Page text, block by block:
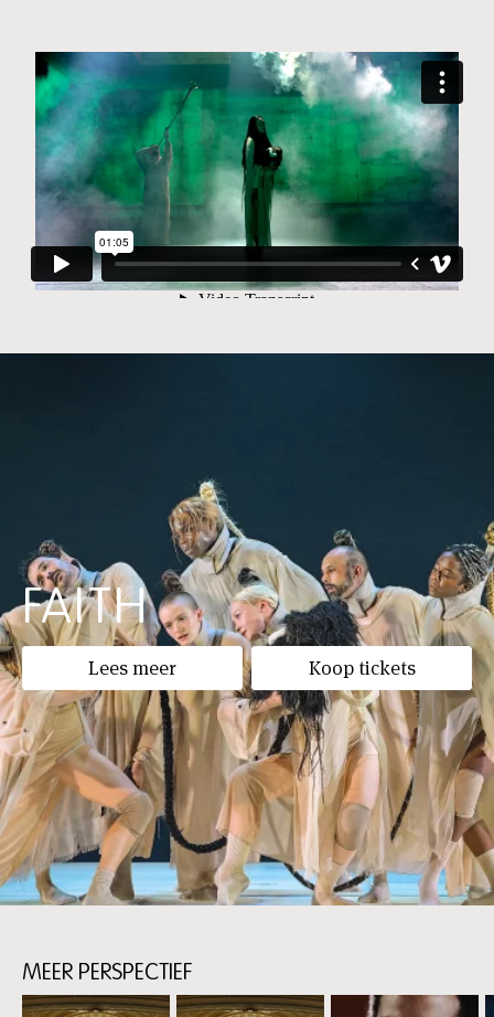
FAITH
Lees meer Koop tickets
MEER PERSPECTIEF
Skip